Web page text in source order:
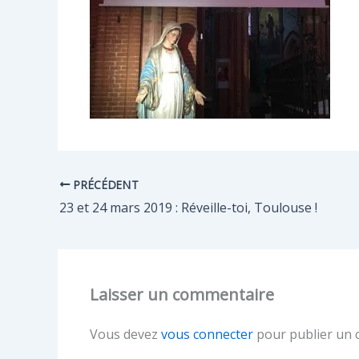
PRÉCÉDENT
23 et 24 mars 2019 : Réveille-toi, Toulouse !
Laisser un commentaire
Vous devez vous connecter pour publier un